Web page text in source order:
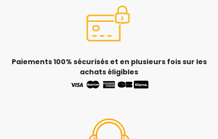
Paiements 100% sécurisés et en plusieurs fois sur les
achats éligibles